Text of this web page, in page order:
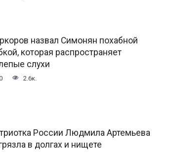
назвал Симонян похабной
которая распространяет
слухи
2.6к.
России Людмила Артемьева
в долгах и нищете